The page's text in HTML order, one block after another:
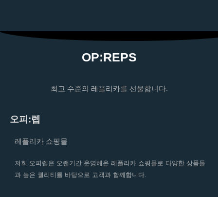
OP:REPS
최고 수준의 레플리카를 선물합니다.
오피:렙
레플리카 쇼핑몰
저희 오피렙은 오랜기간 운영해온 레플리카 쇼핑몰로 다양한 상품들
과 높은 퀄리티를 바탕으로 고객과 함께합니다.